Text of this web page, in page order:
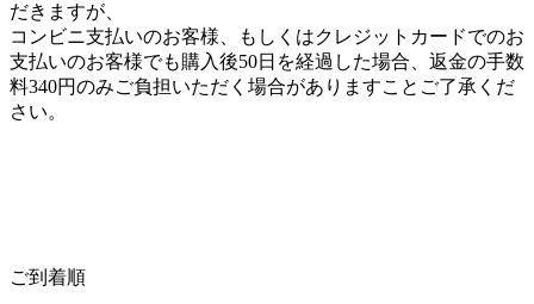
だきますが、
コンビニ支払いのお客様、もしくはクレジットカードでのお
支払いのお客様でも購入後50日を経過した場合、 返金の手数
料340円のみご負担いただく場合がありますことご了承くだ
さい。
ご到着順